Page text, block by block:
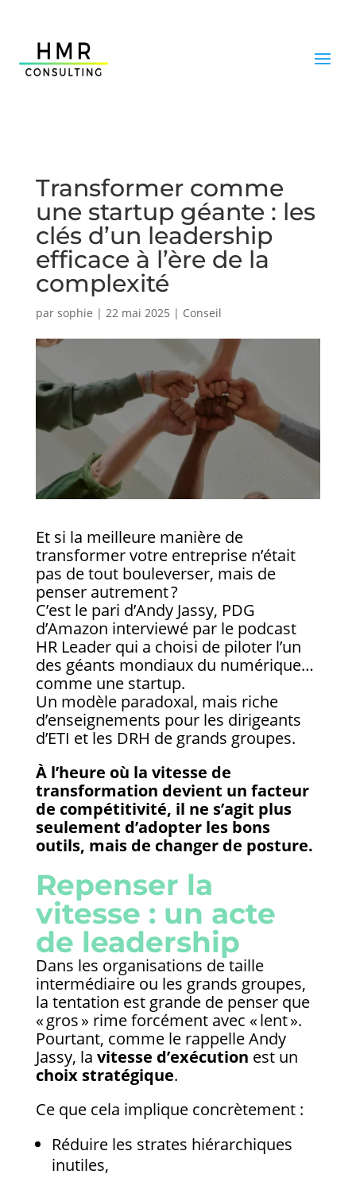
Transformer comme
une startup géante : les
clés d’un leadership
efficace à l’ère de la
complexité
par sophie | 22 mai 2025 | Conseil
Et si la meilleure manière de
transformer votre entreprise n’était
pas de tout bouleverser, mais de
penser autrement ?
C’est le pari d’Andy Jassy, PDG
d’Amazon interviewé par le podcast
HR Leader qui a choisi de piloter l’un
des géants mondiaux du numérique…
comme une startup.
Un modèle paradoxal, mais riche
d’enseignements pour les dirigeants
d’ETI et les DRH de grands groupes.
À l’heure où la vitesse de
transformation devient un facteur
de compétitivité, il ne s’agit plus
seulement d’adopter les bons
outils, mais de changer de posture.
Repenser la
vitesse : un acte
de leadership
Dans les organisations de taille
intermédiaire ou les grands groupes,
la tentation est grande de penser que
« gros » rime forcément avec « lent ».
Pourtant, comme le rappelle Andy
Jassy, la vitesse d’exécution est un
choix stratégique.
Ce que cela implique concrètement :
Réduire les strates hiérarchiques
inutiles,